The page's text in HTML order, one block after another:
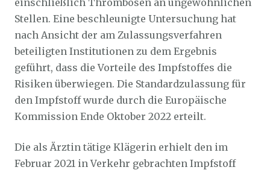
einschließlich Thrombosen an ungewöhnlichen
Stellen. Eine beschleunigte Untersuchung hat
nach Ansicht der am Zulassungsverfahren
beteiligten Institutionen zu dem Ergebnis
geführt, dass die Vorteile des Impfstoffes die
Risiken überwiegen. Die Standardzulassung für
den Impfstoff wurde durch die Europäische
Kommission Ende Oktober 2022 erteilt.
Die als Ärztin tätige Klägerin erhielt den im
Februar 2021 in Verkehr gebrachten Impfstoff